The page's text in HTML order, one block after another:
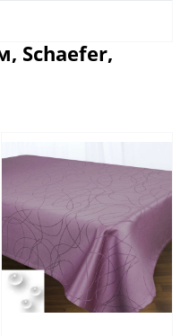
Schaefer,